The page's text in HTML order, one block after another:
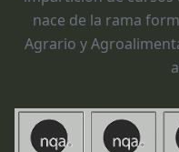
nace de la rama
Agrario y